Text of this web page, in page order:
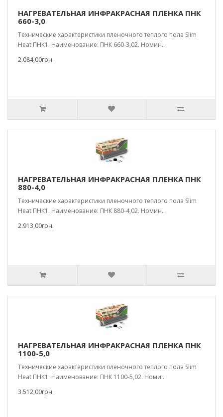
НАГРЕВАТЕЛЬНАЯ ИНФРАКРАСНАЯ ПЛЕНКА ПНК
660-3,0
Технические характеристики пленочного теплого пола Slim
Heat ПНК1. Наименование: ПНК 660-3,02. Номин..
2.084,00грн.
НАГРЕВАТЕЛЬНАЯ ИНФРАКРАСНАЯ ПЛЕНКА ПНК
880-4,0
Технические характеристики пленочного теплого пола Slim
Heat ПНК1. Наименование: ПНК 880-4,02. Номин..
2.913,00грн.
НАГРЕВАТЕЛЬНАЯ ИНФРАКРАСНАЯ ПЛЕНКА ПНК
1100-5,0
Технические характеристики пленочного теплого пола Slim
Heat ПНК1. Наименование: ПНК 1100-5,02. Номи..
3.512,00грн.